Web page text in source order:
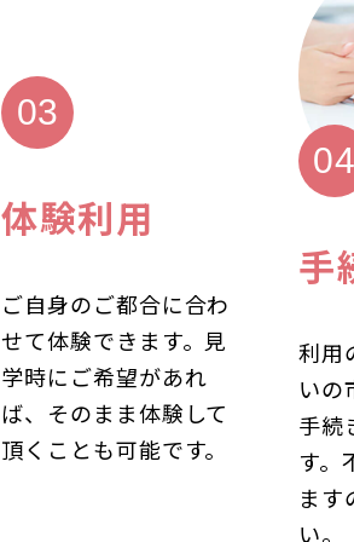
体験利用
ご自身のご都合に合わ
せて体験できます。見
学時にご希望があれ
ば、そのまま体験して
頂くことも可能です。
手
利用
いの
手続
す。
ます
い。